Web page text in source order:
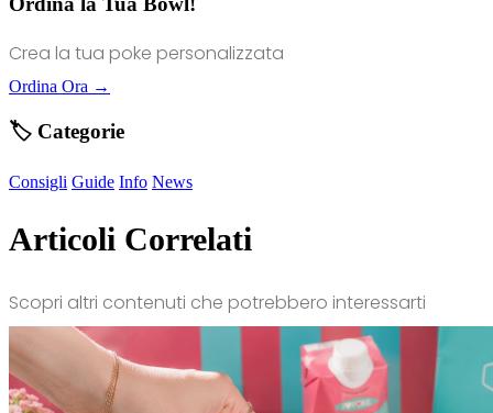
Crea la tua poke personalizzata
Ordina Ora →
🏷️ Categorie
Consigli Guide Info News
Articoli Correlati
Scopri altri contenuti che potrebbero interessarti